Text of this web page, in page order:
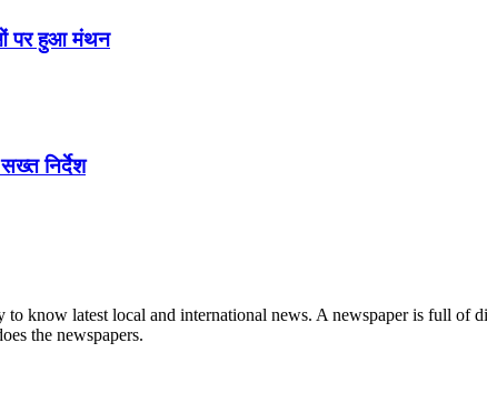
पर हुआ मंथन
निर्देश
know latest local and international news. A newspaper is full of
the newspapers.